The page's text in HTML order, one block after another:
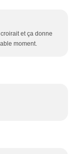
et ça donne
moment.